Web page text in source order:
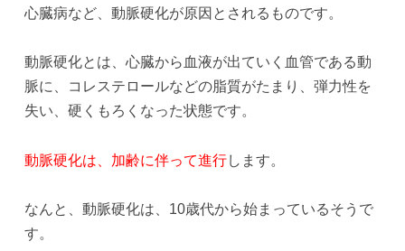
心臓病など、動脈硬化が原因とされるものです。
動脈硬化とは、心臓から血液が出ていく血管である動
脈に、コレステロールなどの脂質がたまり、弾力性を
失い、硬くもろくなった状態です。
動脈硬化は、加齢に伴って進行します。
なんと、動脈硬化は、10歳代から始まっているそうで
す。